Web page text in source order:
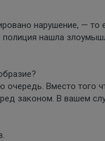
нарушение, — то
нашла
очередь. Вместо того
законом. В вашем